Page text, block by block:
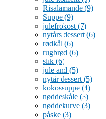
Risalamande (9)
Suppe (9)
julefrokost (7)
nytårs dessert (6)
rødkål (6)
rugbrød (6)
slik (6)
jule and (5)
nytår dessert (5)
kokossuppe (4)
nøddeskåle (3)
nøddekurve (3)
påske (3)